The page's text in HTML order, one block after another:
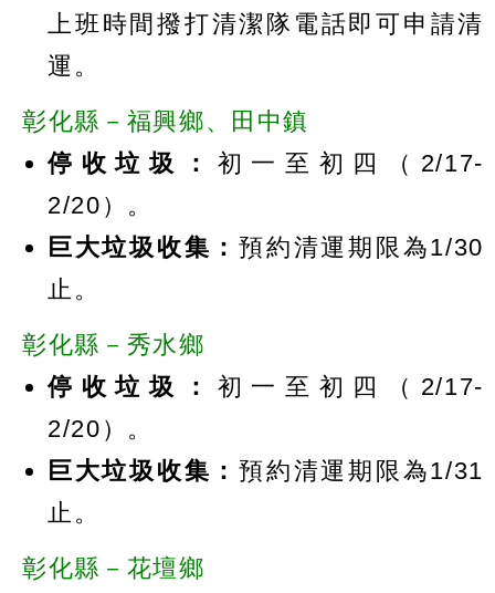
上班時間撥打清潔隊電話即可申請清
運。
彰化縣－福興鄉、田中鎮
停收垃圾： 初一至初四（2/17-
2/20）。
巨大垃圾收集：預約清運期限為1/30
止。
彰化縣－秀水鄉
停收垃圾： 初一至初四（2/17-
2/20）。
巨大垃圾收集：預約清運期限為1/31
止。
彰化縣－花壇鄉